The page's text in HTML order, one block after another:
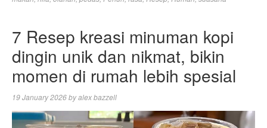
7 Resep kreasi minuman kopi
dingin unik dan nikmat, bikin
momen di rumah lebih spesial
19 January 2026byalex bazzell